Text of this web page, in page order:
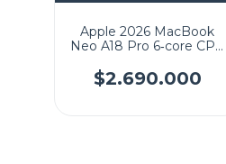
Apple 2026 MacBook
Neo A18 Pro 6‑core CPU
8GB 13" (2408x1506)
Mac OS
$2.690.000